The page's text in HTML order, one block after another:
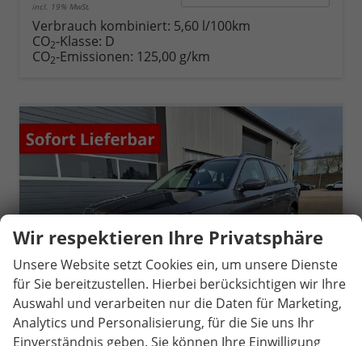
incl. 19% MwSt.
Verbrauch kombiniert: 5,60 l/100km
CO2-Klasse: D
CO2-Emissionen: 125,00 g/km
Wir respektieren Ihre Privatsphäre
Unsere Website setzt Cookies ein, um unsere Dienste
für Sie bereitzustellen. Hierbei berücksichtigen wir Ihre
Auswahl und verarbeiten nur die Daten für Marketing,
Analytics und Personalisierung, für die Sie uns Ihr
Einverständnis geben. Sie können Ihre Einwilligung